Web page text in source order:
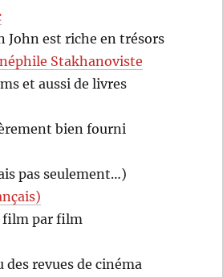
John est riche en trésors
Stakhanoviste
et aussi de livres
bien fourni
pas seulement…)
film par film
revues de cinéma